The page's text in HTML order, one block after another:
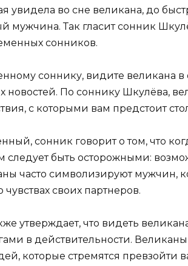
увидела во сне великана, до
мужчина. Так гласит сонник
сонников.
соннику, видите великана
новостей. По соннику Шкулёва,
с которыми вам предстоит
сонник говорит о том, что
следует быть осторожными:
часто символизируют мужчин,
чувствах своих партнеров.
утверждает, что видеть
в действительности.
которые стремятся превзойти